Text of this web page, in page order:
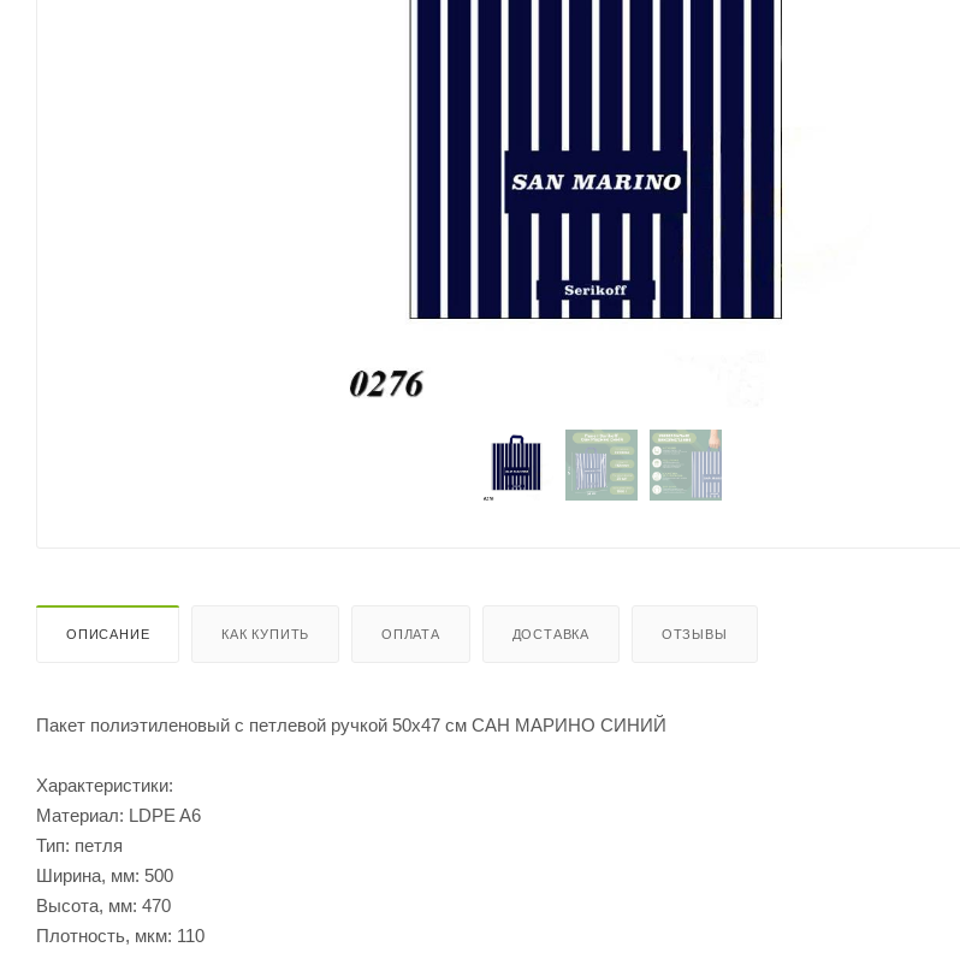
ОПИСАНИЕ КАК КУПИТЬ ОПЛАТА ДОСТАВКА ОТЗЫВЫ
Пакет полиэтиленовый с петлевой ручкой 50х47 см САН МАРИНО СИНИЙ
Характеристики:
Материал: LDPE A6
Тип: петля
Ширина, мм: 500
Высота, мм: 470
Плотность, мкм: 110